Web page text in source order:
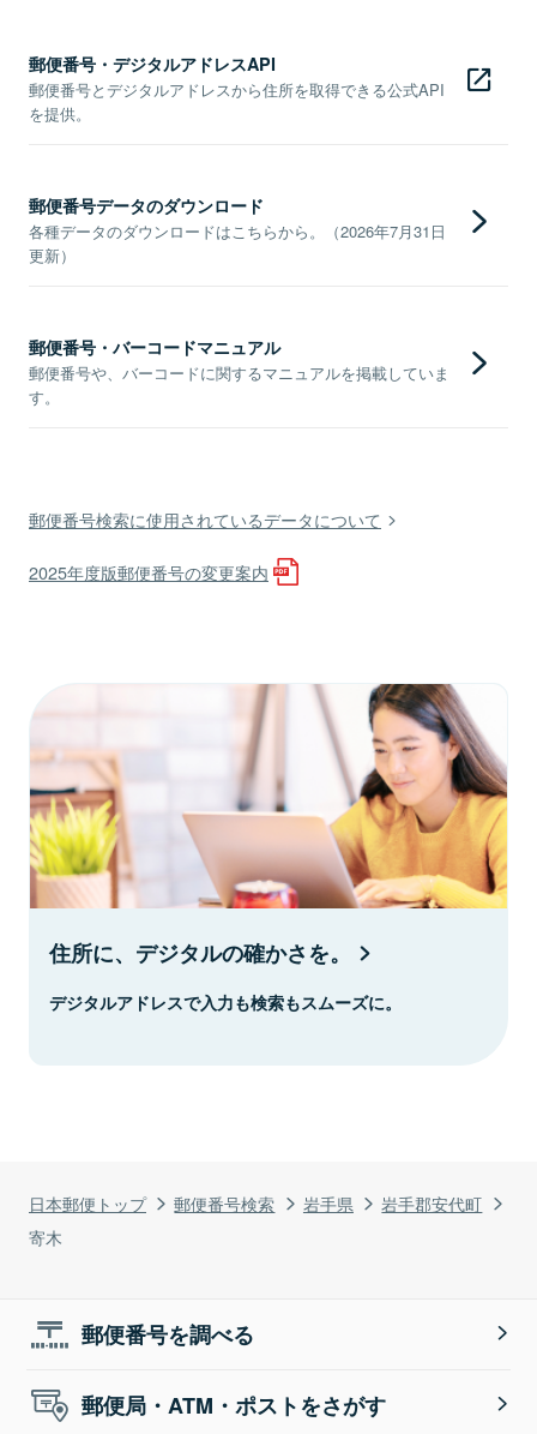
日本郵便トップ 郵便番号検索 岩手県
岩手郡安代町
寄木
郵便番号・デジタルアドレスAPI
郵便番号とデジタルアドレスから住所を取得できる公式API
を提供。
郵便番号データのダウンロード
各種データのダウンロードはこちらから。（2026年7月31日
更新）
郵便番号・バーコードマニュアル
郵便番号や、バーコードに関するマニュアルを掲載していま
す。
郵便番号検索に使用されているデータについて
2025年度版郵便番号の変更案内
住所に、デジタルの確かさを。
デジタルアドレスで入力も検索もスムーズに。
郵便番号を調べる
郵便局・ATM・ポストをさがす